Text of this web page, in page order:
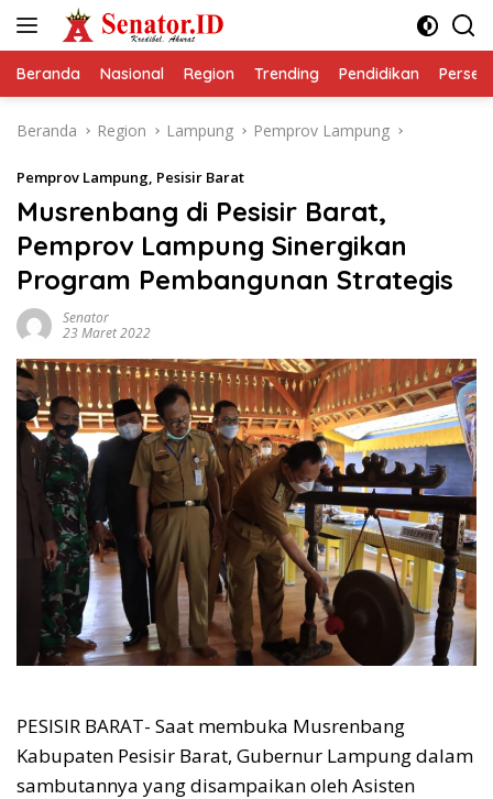
Beranda Nasional Region Trending Pendidikan
Beranda Region Lampung Pemprov Lampung
Pemprov Lampung, Pesisir Barat
Musrenbang di Pesisir Barat,
Pemprov Lampung Sinergikan
Program Pembangunan Strategis
Senator
23 Maret 2022
PESISIR BARAT- Saat membuka Musrenbang
Kabupaten Pesisir Barat, Gubernur Lampung dalam
sambutannya yang disampaikan oleh Asisten